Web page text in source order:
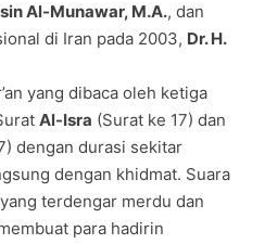
Al-Munawar, M.A., dan
di Iran pada 2003, Dr. H.
yang dibaca oleh ketiga
Al-Isra (Surat ke 17) dan
dengan durasi sekitar
dengan khidmat. Suara
terdengar merdu dan
para hadirin